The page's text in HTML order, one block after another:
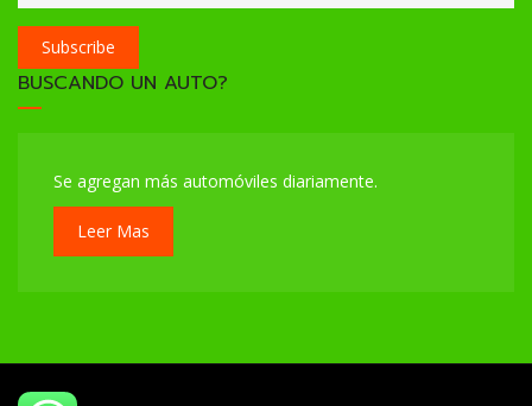
Subscribe
BUSCANDO UN AUTO?
Se agregan más automóviles diariamente.
Leer Mas